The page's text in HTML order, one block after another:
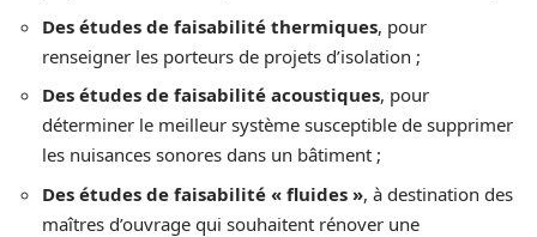
Des études de faisabilité thermiques, pour
renseigner les porteurs de projets d’isolation ;
Des études de faisabilité acoustiques, pour
déterminer le meilleur système susceptible de supprimer
les nuisances sonores dans un bâtiment ;
Des études de faisabilité « fluides », à destination des
maîtres d’ouvrage qui souhaitent rénover une